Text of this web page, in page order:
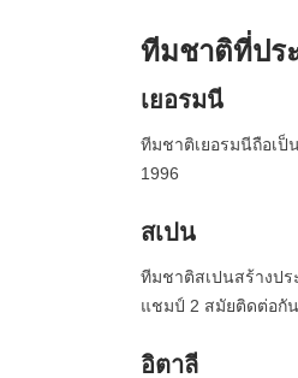
ทีมชาติที่ปร
เยอรมนี
ทีมชาติเยอรมนีถือเ
1996
สเปน
ทีมชาติสเปนสร้างปร
แชมป์ 2 สมัยติดต่อกัน
อิตาลี